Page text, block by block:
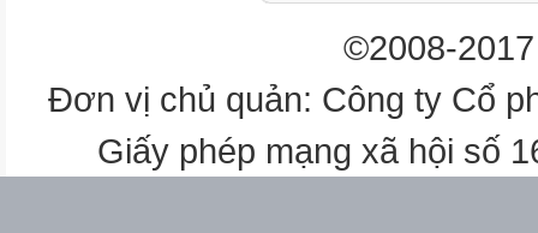
Phản ứng hạt nhân
II
©2008-
Đơn vị chủ quản: Công ty Cổ
Giấy phép mạng xã hội số